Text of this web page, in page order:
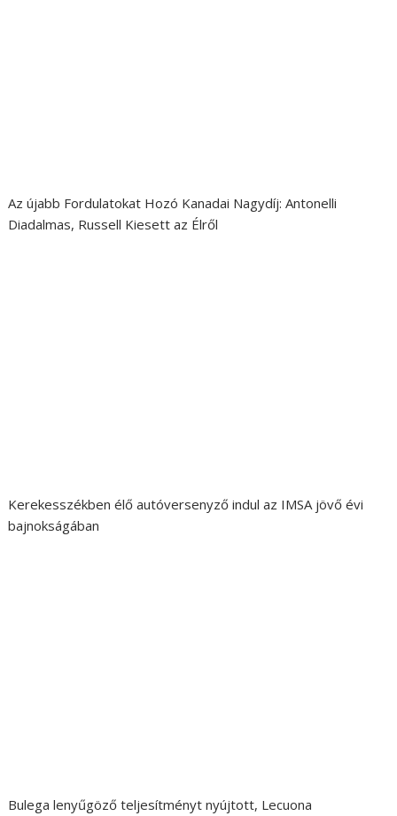
Az újabb Fordulatokat Hozó Kanadai Nagydíj: Antonelli
Diadalmas, Russell Kiesett az Élről
Kerekesszékben élő autóversenyző indul az IMSA jövő évi
bajnokságában
Bulega lenyűgöző teljesítményt nyújtott, Lecuona